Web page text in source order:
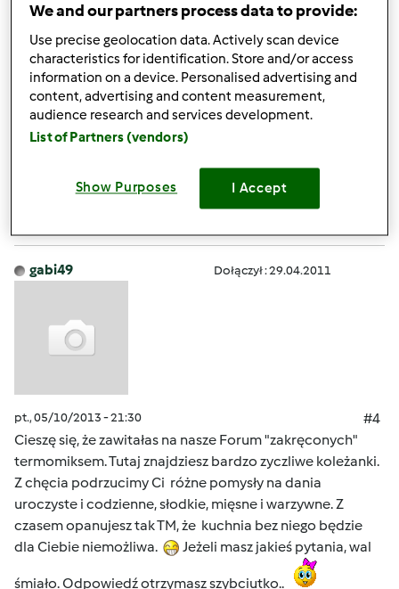
dolaczylas do nas
Co gotowalas juz ? Co Ci wychodzi
najlepiej? Co lubisz ? Co najczesciej gotujesz ? Problemy z
jakims daniem czy wszystko idzie gladko ? Mysle, ze tak
Pozdrawiam Cie serdecznie i zagladaj do nas czesto
Zalogujlub zarejestruj sięaby dodawać
gabi49 Dołączył : 29.04.2011
pt., 05/10/2013 - 21:30
#4
Cieszę się, że zawitałas na nasze Forum "zakręconych"
termomiksem. Tutaj znajdziesz bardzo zyczliwe koleżanki.
Z chęcia podrzucimy Ci różne pomysły na dania
uroczyste i codzienne, słodkie, mięsne i warzywne. Z
czasem opanujesz tak TM, że kuchnia bez niego będzie
dla Ciebie niemożliwa.
Jeżeli masz jakieś pytania, wal
śmiało. Odpowiedź otrzymasz szybciutko..
We and our partners process data to provide:
Use precise geolocation data. Actively scan device
characteristics for identification. Store and/or access
information on a device. Personalised advertising and
content, advertising and content measurement,
audience research and services development.
List of Partners (vendors)
Show Purposes I Accept